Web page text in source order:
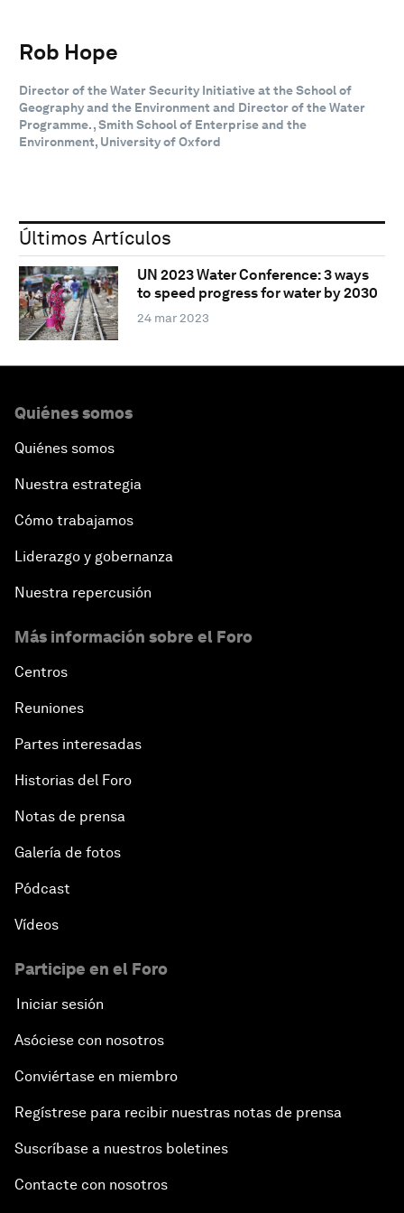
Rob Hope
Director of the Water Security Initiative at the School of
Geography and the Environment and Director of the Water
Programme. , Smith School of Enterprise and the
Environment, University of Oxford
Últimos Artículos
UN 2023 Water Conference: 3 ways
to speed progress for water by 2030
24 mar 2023
Quiénes somos
Quiénes somos
Nuestra estrategia
Cómo trabajamos
Liderazgo y gobernanza
Nuestra repercusión
Más información sobre el Foro
Centros
Reuniones
Partes interesadas
Historias del Foro
Notas de prensa
Galería de fotos
Pódcast
Vídeos
Participe en el Foro
Iniciar sesión
Asóciese con nosotros
Conviértase en miembro
Regístrese para recibir nuestras notas de prensa
Suscríbase a nuestros boletines
Contacte con nosotros